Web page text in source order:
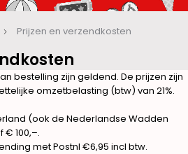
Prijzen en verzendkosten
bestelling zijn geldend. De prijzen zijn
omzetbelasting (btw) van 21%.
(ook de Nederlandse Wadden
100,–.
met Postnl €6,95 incl btw.